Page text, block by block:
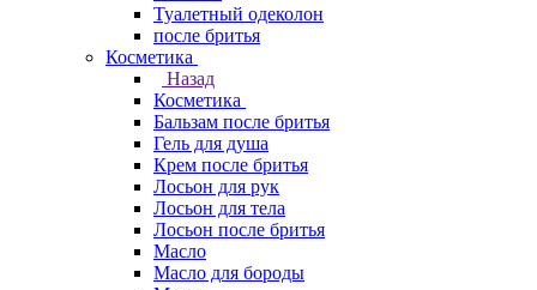
Туалетный одеколон
после бритья
Косметика
Назад
Косметика
Бальзам после бритья
Гель для душа
Крем после бритья
Лосьон для рук
Лосьон для тела
Лосьон после бритья
Масло
Масло для бороды